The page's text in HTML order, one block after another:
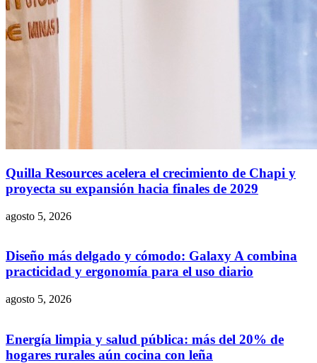
Quilla Resources acelera el crecimiento de Chapi y
proyecta su expansión hacia finales de 2029
agosto 5, 2026
Diseño más delgado y cómodo: Galaxy A combina
practicidad y ergonomía para el uso diario
agosto 5, 2026
Energía limpia y salud pública: más del 20% de
hogares rurales aún cocina con leña